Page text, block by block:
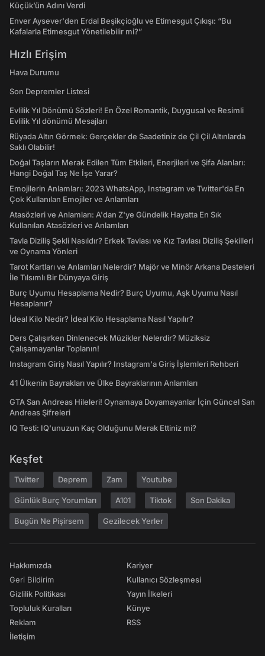
Küçük’ün Adını Verdi
Enver Aysever'den Erdal Beşikçioğlu ve Etimesgut Çıkışı: “Bu
Kafalarla Etimesgut Yönetilebilir mi?”
Hızlı Erişim
Hava Durumu
Son Depremler Listesi
Evlilik Yıl Dönümü Sözleri! En Özel Romantik, Duygusal ve Resimli
Evlilik Yıl dönümü Mesajları
Rüyada Altın Görmek: Gerçekler de Saadetiniz de Çil Çil Altınlarda
Saklı Olabilir!
Doğal Taşların Merak Edilen Tüm Etkileri, Enerjileri ve Şifa Alanları:
Hangi Doğal Taş Ne İşe Yarar?
Emojilerin Anlamları: 2023 WhatsApp, Instagram ve Twitter'da En
Çok Kullanılan Emojiler ve Anlamları
Atasözleri ve Anlamları: A'dan Z'ye Gündelik Hayatta En Sık
Kullanılan Atasözleri ve Anlamları
Tavla Diziliş Şekli Nasıldır? Erkek Tavlası ve Kız Tavlası Diziliş Şekilleri
ve Oynama Yönleri
Tarot Kartları ve Anlamları Nelerdir? Majör ve Minör Arkana Desteleri
İle Tılsımlı Bir Dünyaya Giriş
Burç Uyumu Hesaplama Nedir? Burç Uyumu, Aşk Uyumu Nasıl
Hesaplanır?
İdeal Kilo Nedir? İdeal Kilo Hesaplama Nasıl Yapılır?
Ders Çalışırken Dinlenecek Müzikler Nelerdir? Müziksiz
Çalışamayanlar Toplanın!
Instagram Giriş Nasıl Yapılır? Instagram'a Giriş İşlemleri Rehberi
41 Ülkenin Bayrakları ve Ülke Bayraklarının Anlamları
GTA San Andreas Hileleri! Oynamaya Doyamayanlar İçin Güncel San
Andreas Şifreleri
IQ Testi: IQ'unuzun Kaç Olduğunu Merak Ettiniz mi?
Keşfet
Twitter Deprem Zam Youtube
Günlük Burç Yorumları A101 Tiktok Son Dakika
Bugün Ne Pişirsem Gezilecek Yerler
Hakkımızda
Geri Bildirim
Gizlilik Politikası
Topluluk Kuralları
Reklam
İletişim
Kariyer
Kullanıcı Sözleşmesi
Yayın İlkeleri
Künye
RSS